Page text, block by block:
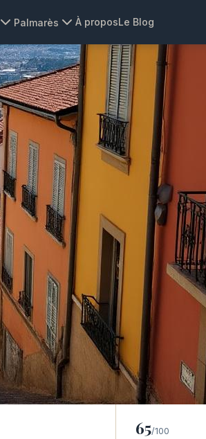
Palmarès À proposLe Blog
65/100